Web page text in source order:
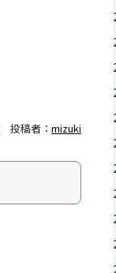
投稿者： mizuki